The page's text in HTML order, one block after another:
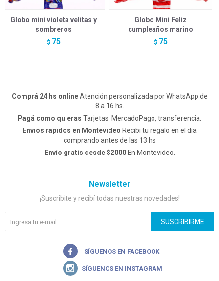
Globo mini violeta velitas y
sombreros
$ 75
Globo Mini Feliz
cumpleaños marino
$ 75
Comprá 24 hs onlineAtención personalizada por WhatsApp de
8 a 16 hs.
Pagá como quieras Tarjetas, MercadoPago, transferencia.
Envíos rápidos en Montevideo Recibí tu regalo en el día
comprando antes de las 13 hs
Envío gratis desde $2000En Montevideo.
Newsletter
¡Suscribite y recibí todas nuestras novedades!
SUSCRIBIRME

